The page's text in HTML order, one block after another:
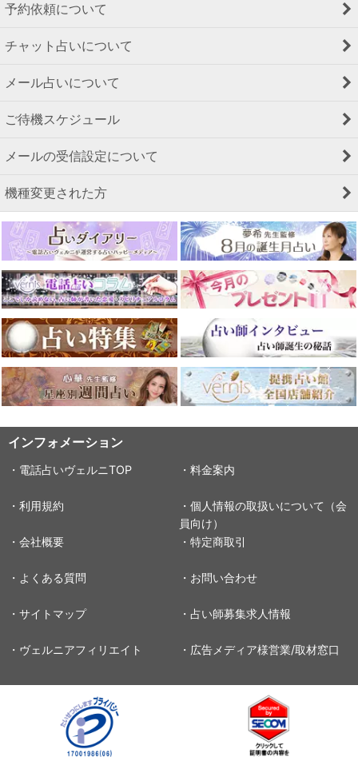
予約依頼について
チャット占いについて
メール占いについて
ご待機スケジュール
メールの受信設定について
機種変更された方
インフォメーション
・電話占いヴェルニTOP ・料金案内
・利用規約
・個人情報の取扱いについて（会
員向け）
・会社概要
・特定商取引
・よくある質問 ・お問い合わせ
・サイトマップ ・占い師募集求人情報
・ヴェルニアフィリエイト ・広告メディア様営業/取材窓口